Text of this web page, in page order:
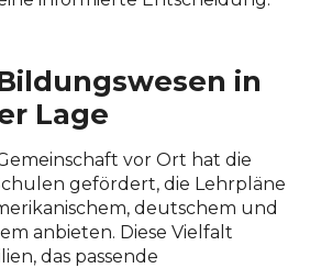
in
Lage
vor Ort hat die
gefördert, die Lehrpläne
deutschem und
anbieten. Diese Vielfalt
das passende